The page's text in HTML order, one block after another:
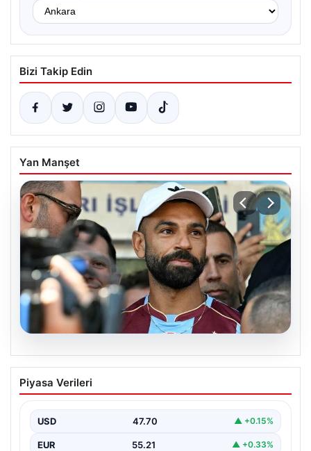
Bizi Takip Edin
Yan Manşet
Salah’ın Trabzonspor tercihi sonrası
olay sözler! “Onu orada görünce…”
Piyasa Verileri
USD 47.70 ▲ +0.15%
EUR 55.21 ▲ +0.33%